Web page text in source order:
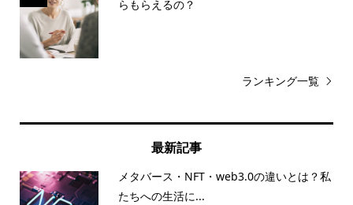
らもらえるの？
ランキング一覧
最新記事
メタバース・NFT・web3.0の違いとは？私
たちへの生活に...